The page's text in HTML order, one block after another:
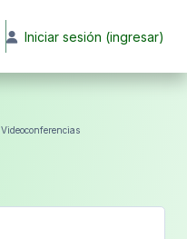
Iniciar sesión (ingresar)
Videoconferencias